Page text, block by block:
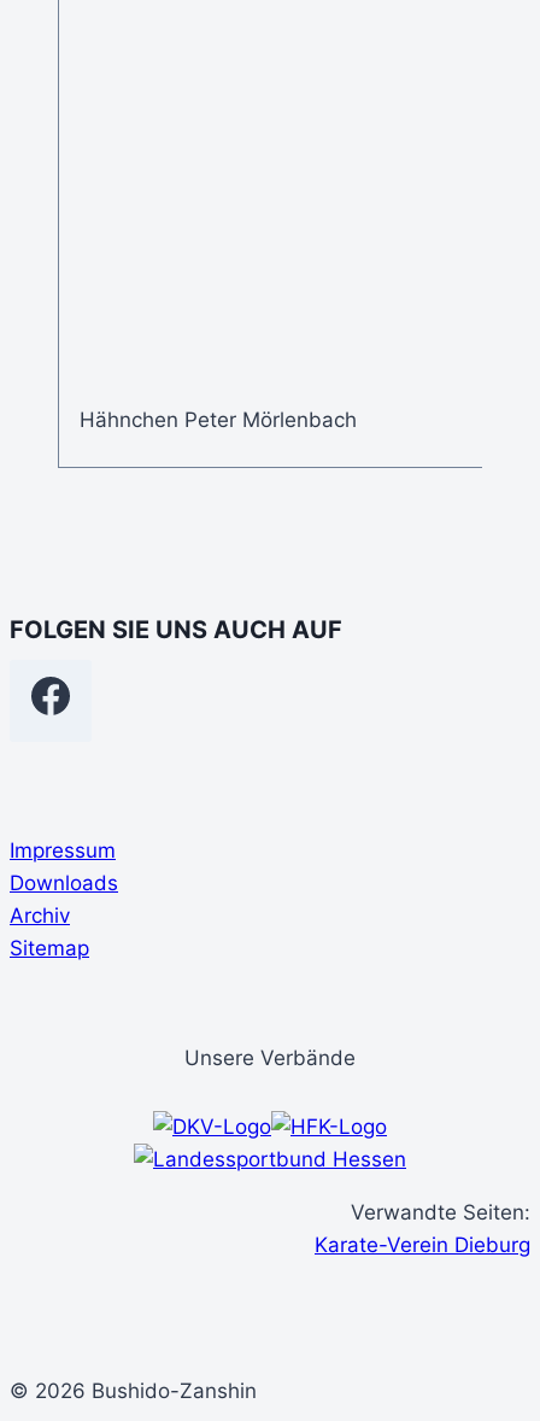
Hähnchen Peter Mörlenbach
FOLGEN SIE UNS AUCH AUF
Impressum
Downloads
Archiv
Sitemap
Unsere Verbände
Verwandte Seiten:
Karate-Verein Dieburg
© 2026 Bushido-Zanshin